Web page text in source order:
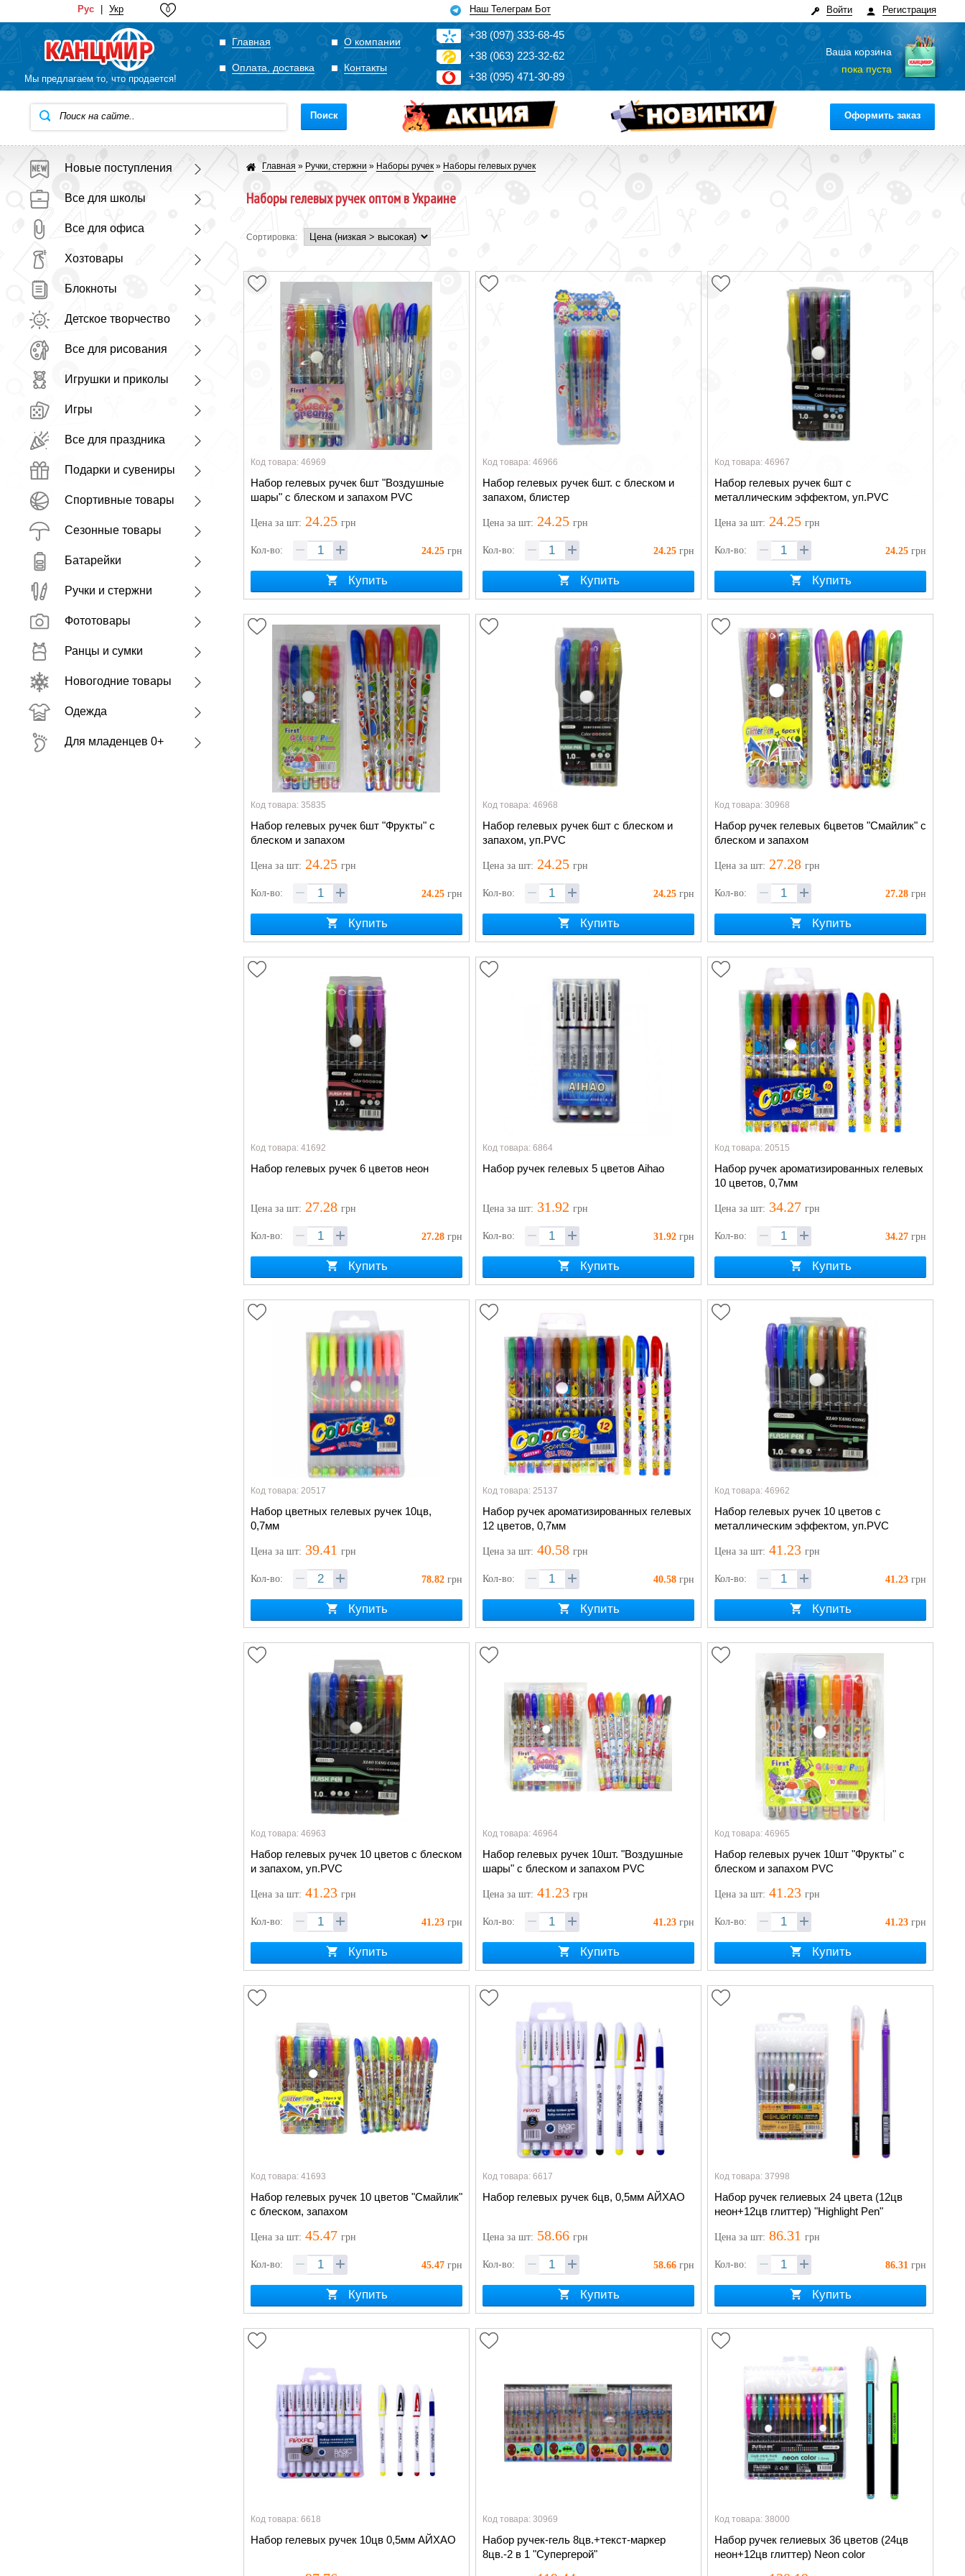
Рус Укр 0 Наш Телеграм Бот Регистрация
Войти
Мы предлагаем то, что продается!
Главная О компании
Оплата, доставка Контакты
+38 (097)333-68-45
+38 (063) 223-32-62
+38 (095) 471-30-89
Ваша корзина
пока пуста
Поиск Оформить заказ
Новые поступления
Все для школы
Все для офиса
Хозтовары
Блокноты
Детское творчество
Все для рисования
Игрушки и приколы
Игры
Все для праздника
Подарки и сувениры
Спортивные товары
Сезонные товары
Батарейки
Ручки и стержни
Фототовары
Ранцы и сумки
Новогодние товары
Одежда
Для младенцев 0+
Главная » Ручки, стержни » Наборы ручек » Наборы гелевых ручек
Наборы гелевых ручек оптом в Украине
Сортировка:
Код товара: 46969
Набор гелевых ручек 6шт "Воздушные
шары" с блеском и запахом PVC
Цена за шт: 24.25 грн
Кол-во: 24.25 грн
Купить
Код товара: 46966
Набор гелевых ручек 6шт. с блеском и
запахом, блистер
Ценаза шт: 24.25 грн
Кол-во: 24.25 грн
Купить
Код товара: 46967
Набор гелевых ручек 6шт с
металлическим эффектом, уп.PVC
Ценаза шт: 24.25 грн
Кол-во: 24.25 грн
Купить
Код товара: 35835
Набор гелевых ручек 6шт "Фрукты" с
блеском и запахом
Цена за шт: 24.25 грн
Кол-во: 24.25 грн
Купить
Код товара: 46968
Набор гелевых ручек 6шт с блеском и
запахом, уп.PVC
Ценаза шт: 24.25 грн
Кол-во: 24.25 грн
Купить
Код товара: 30968
Набор ручек гелевых 6цветов "Смайлик" с
блеском и запахом
Ценаза шт: 27.28 грн
Кол-во: 27.28 грн
Купить
Код товара: 41692
Набор гелевых ручек 6 цветов неон
Цена за шт: 27.28 грн
Кол-во: 27.28 грн
Купить
Код товара: 6864
Набор ручек гелевых 5 цветов Aihao
Ценаза шт: 31.92 грн
Кол-во: 31.92 грн
Купить
Код товара: 20515
Набор ручек ароматизированных гелевых
10 цветов, 0,7мм
Ценаза шт: 34.27 грн
Кол-во: 34.27 грн
Купить
Код товара: 20517
Набор цветных гелевых ручек 10цв,
0,7мм
Цена за шт: 39.41 грн
Кол-во: 78.82 грн
Купить
Код товара: 25137
Набор ручек ароматизированных гелевых
12 цветов, 0,7мм
Ценаза шт: 40.58 грн
Кол-во: 40.58 грн
Купить
Код товара: 46962
Набор гелевых ручек 10 цветов с
металлическим эффектом, уп.PVC
Ценаза шт: 41.23 грн
Кол-во: 41.23 грн
Купить
Код товара: 46963
Набор гелевых ручек 10 цветов с блеском
и запахом, уп.PVC
Цена за шт: 41.23 грн
Кол-во: 41.23 грн
Купить
Код товара: 46964
Набор гелевых ручек 10шт. "Воздушные
шары" с блеском и запахом PVC
Ценаза шт: 41.23 грн
Кол-во: 41.23 грн
Купить
Код товара: 46965
Набор гелевых ручек 10шт "Фрукты" с
блеском и запахом PVC
Ценаза шт: 41.23 грн
Кол-во: 41.23 грн
Купить
Код товара: 41693
Набор гелевых ручек 10 цветов "Смайлик"
с блеском, запахом
Цена за шт: 45.47 грн
Кол-во: 45.47 грн
Купить
Код товара: 6617
Набор гелевых ручек 6цв, 0,5мм АЙХАО
Ценаза шт: 58.66 грн
Кол-во: 58.66 грн
Купить
Код товара: 37998
Набор ручек гелиевых 24 цвета (12цв
неон+12цв глиттер) "Highlight Pen"
Ценаза шт: 86.31 грн
Кол-во: 86.31 грн
Купить
Код товара: 6618
Набор гелевых ручек 10цв 0,5мм АЙХАО
Код товара: 30969
Набор ручек-гель 8цв.+текст-маркер
8цв.-2 в 1 "Супергерой"
Код товара: 38000
Набор ручек гелиевых 36 цветов (24цв
неон+12цв глиттер) Neon color